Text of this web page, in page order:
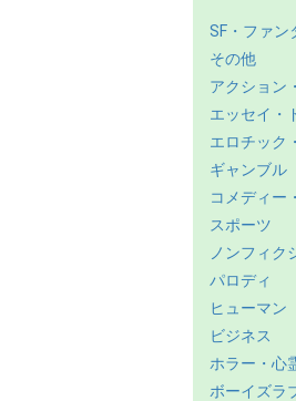
SF・ファン
その他
アクション
エッセイ・
エロチック
ギャンブル
コメディー
スポーツ
ノンフィク
パロディ
ヒューマン
ビジネス
ホラー・心
ボーイズラ